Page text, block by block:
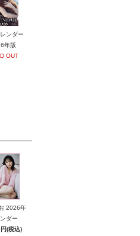
ンダー
年版
OUT
2026年
ダー
(税込)